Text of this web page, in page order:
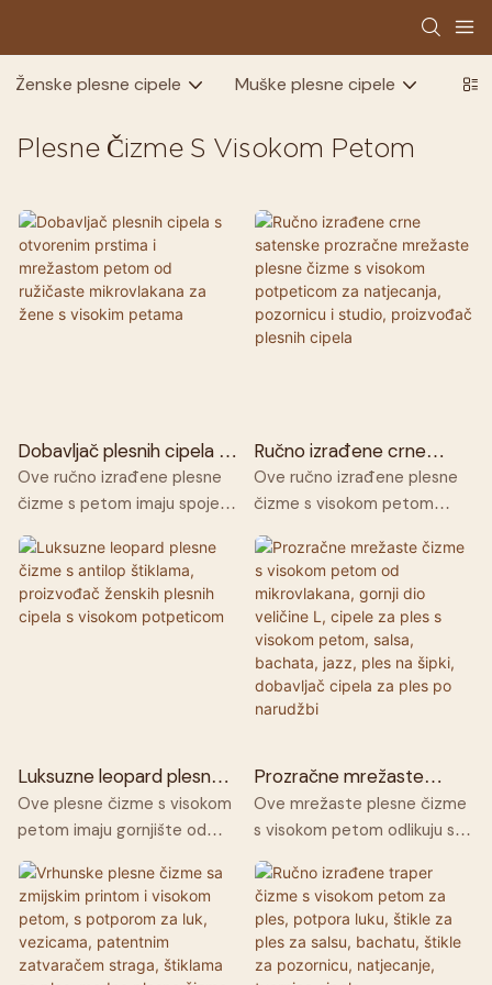
Ženske plesne cipele Muške plesne cipele
Plesne Čizme S Visokom Petom
Dobavljač plesnih cipela s
otvorenim prstima i
mrežastom petom od
ružičaste mikrovlakana za
žene s visokim petama
Ove ručno izrađene plesne
čizme s petom imaju spojeni
dizajn ružičaste mikrovlakana
kože i prozračne mrežice,
pružajući laganu udobnost,
izvrsnu prozračnost i vizualno
osigurava jednostavno
obuvanje i izuvanje. Dizajn s
otvorenim prstima oslobađa
Izrađene s profesionalnim
kalupom za čvrsto pristajanje
koje obavija stopalo, pružaju
maksimalnu potporu svodu
stopala, što ih čini
Ručno izrađene crne
satenske prozračne
mrežaste plesne čizme s
visokom potpeticom za
natjecanja, pozornicu i
studio, proizvođač plesnih
cipela
Ove ručno izrađene plesne
čizme s visokom petom
imaju spojeni dizajn crnog
svilenog satena i prozračne
mrežice, kombinirajući
zapanjujuću estetiku s
iznimnom praktičnošću.
Prednji sustav vezanja
omogućuje potpuno
podesivo pristajanje, dok
osigurava jednostavno
obuvanje i izuvanje. Dizajn s
otvorenim prstima
održavajući stopala
udobnima čak i tijekom dugih
sesija. Uska peta savršeno je
prilagođena profesionalnim
plesnim stilovima, uključujući
Luksuzne leopard plesne
čizme s antilop štiklama,
proizvođač ženskih plesnih
cipela s visokom
potpeticom
Ove plesne čizme s visokom
petom imaju gornjište od
brušene kože s leopard
printom, vrhunske teksture
koja je mekana, ugodna za
kožu i ne stvara žuljeve.
Pažljivo ručno izrađene,
Prozračne mrežaste
čizme s visokom petom
od mikrovlakana, gornji dio
veličine L, cipele za ples s
visokom petom, salsa,
bachata, jazz, ples na šipki,
dobavljač cipela za ples po
narudžbi
Ove mrežaste plesne čizme
s visokom petom odlikuju se
vrhunskom teksturom,
mekane su, ugodne za kožu,
prozračne i udobne. Pažljivo
ručno izrađene, savršeno
pristaju profesionalnom